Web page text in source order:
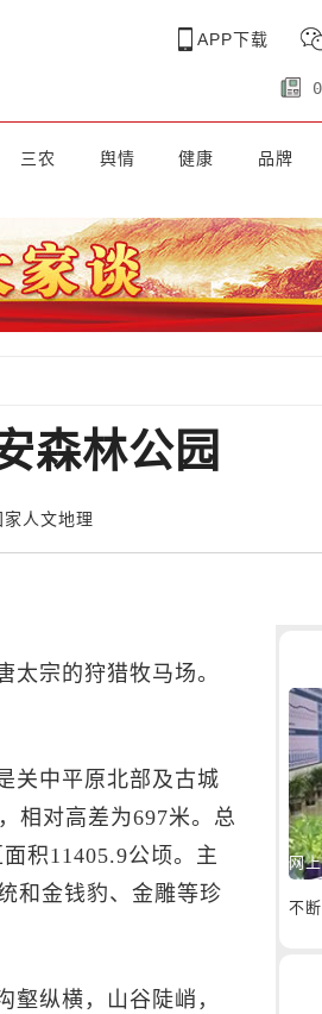
APP下载
三农 舆情 健康 品牌
森林公园
家人文地理
宗的狩猎牧马场。
关中平原北部及古城
相对高差为697米。总
积11405.9公顷。主
和金钱豹、金雕等珍
纵横，山谷陡峭，
网
不